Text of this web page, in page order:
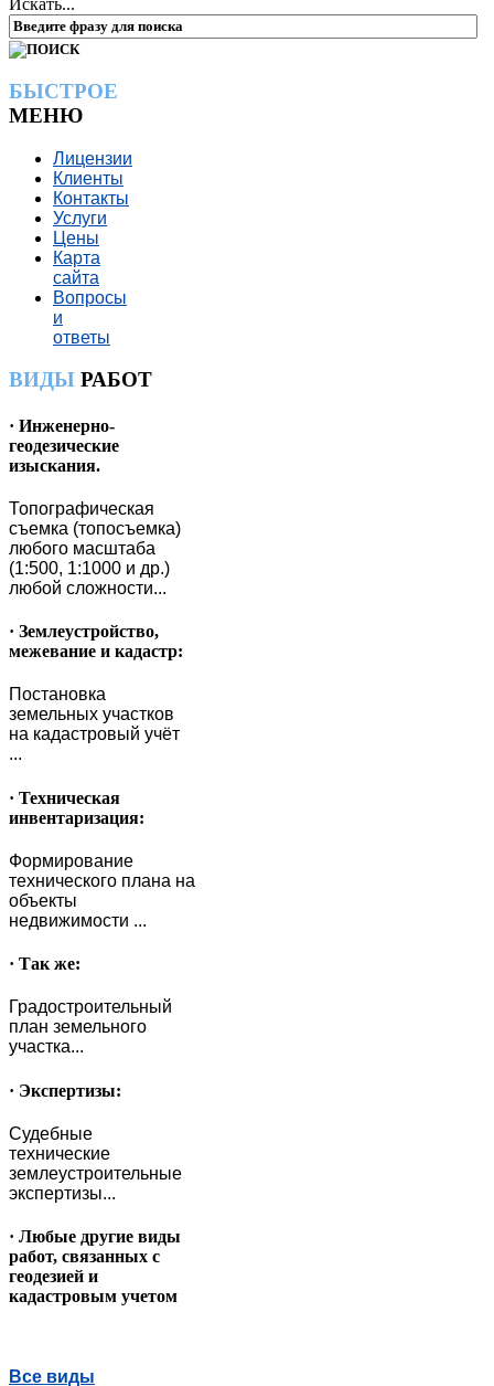
Искать...
БЫСТРОЕ
МЕНЮ
Лицензии
Клиенты
Контакты
Услуги
Цены
Карта
сайта
Вопросы
и
ответы
ВИДЫ РАБОТ
· Инженерно-
геодезические
изыскания.
Топографическая
съемка (топосъемка)
любого масштаба
(1:500, 1:1000 и др.)
любой сложности...
· Землеустройство,
межевание и кадастр:
Постановка
земельных участков
на кадастровый учёт
...
· Техническая
инвентаризация:
Формирование
технического плана на
объекты
недвижимости ...
· Так же:
Градостроительный
план земельного
участка...
· Экспертизы:
Судебные
технические
землеустроительные
экспертизы...
· Любые другие виды
работ, связанных с
геодезией и
кадастровым учетом
Все виды